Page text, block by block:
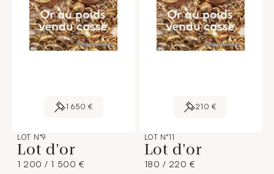
1 650 €
LOT N°9
Lot d'or
1 200 / 1 500 €
210 €
LOT N°11
Lot d'or
180 / 220 €